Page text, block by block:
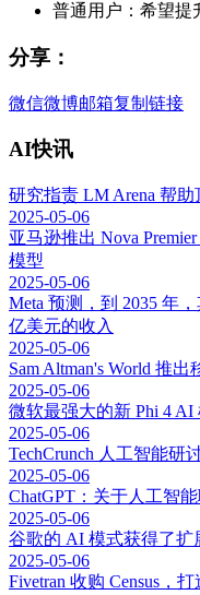
普通用户：希望提
分享：
微信微博邮箱复制链接
AI快讯
研究指责 LM Arena 帮
2025-05-06
亚马逊推出 Nova
模型
2025-05-06
Meta 预测，到 2035 年
亿美元的收入
2025-05-06
Sam Altman's World 推
2025-05-06
微软最强大的新 Phi 4
2025-05-06
TechCrunch 人工智能研
2025-05-06
ChatGPT：关于人工智
2025-05-06
谷歌的 AI 模式获得了扩
2025-05-06
Fivetran 收购 Census，